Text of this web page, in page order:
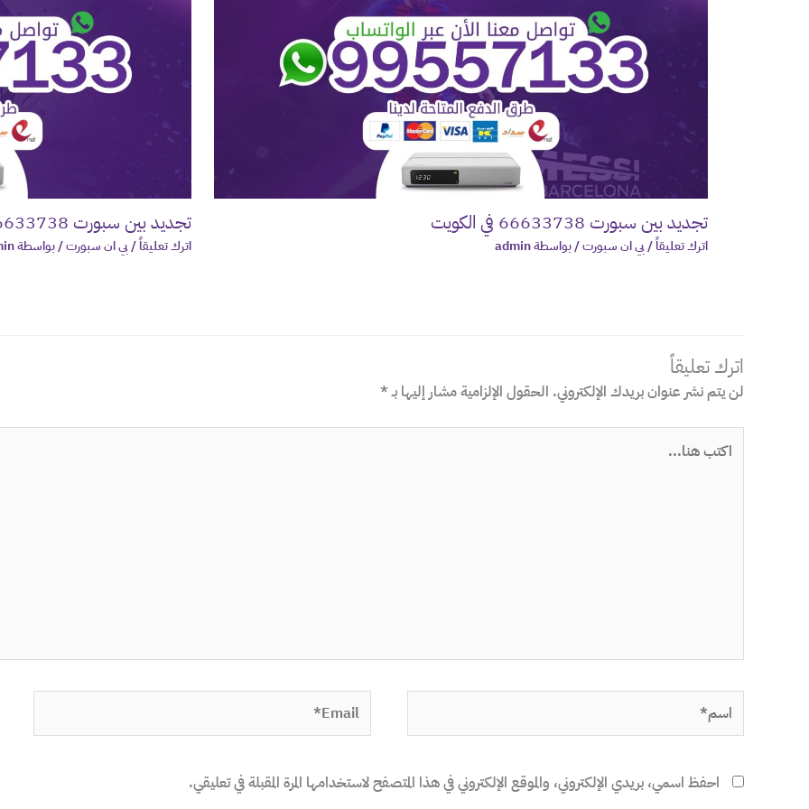
تجديد بين سبورت 66633738 في الكويت
اترك تعليقاً/بي ان سبورت/ بواسطةadmin
تجديد بين سبورت 66633738 بالكويت
اترك تعليقاً/بي ان سبورت/ بواسطة
اترك تعليقاً
لن يتم نشر عنوان بريدك الإلكتروني. الحقول الإلزامية مشار إليها بـ*
اسم* Email*
احفظ اسمي، بريدي الإلكتروني، والموقع الإلكتروني في هذا المتصفح لاستخدامها المرة المقبلة في تعليقي.